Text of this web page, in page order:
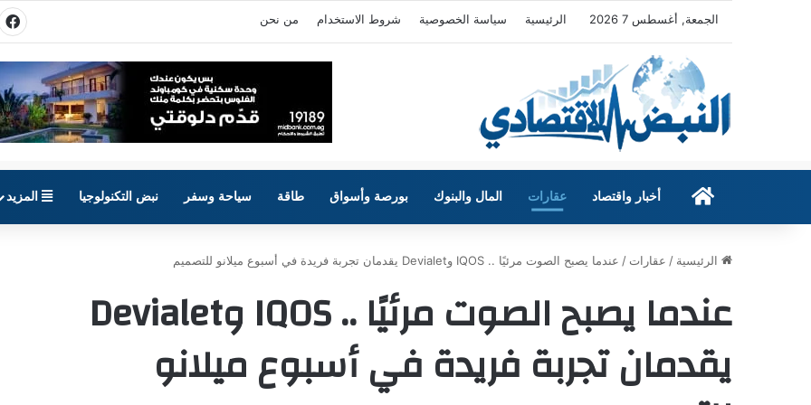
الجمعة, أغسطس 7 2026 الرئيسية سياسة الخصوصية شروط الاستخدام من نحن
الرئيسيةأخبار واقتصاد عقارات المال والبنوك بورصة وأسواق طاقة سياحة وسفر نبض التكنولوجيا المزيد
الرئيسية / عقارات / عندما يصبح الصوت مرئيًا .. IQOS وDevialet يقدمان تجربة فريدة في أسبوع ميلانو للتصميم
عندما يصبح الصوت مرئيًا .. IQOS وDevialet
يقدمان تجربة فريدة في أسبوع ميلانو